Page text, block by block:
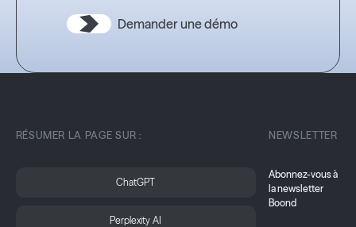
Demander une démo
RÉSUMER LA PAGE SUR :
ChatGPT
Perplexity AI
NEWSLETTER
Abonnez-vous à
la newsletter
Boond